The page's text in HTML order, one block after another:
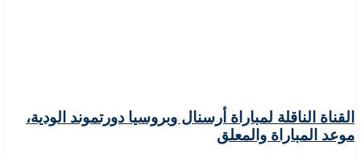
القناة الناقلة لمباراة أرسنال وبروسيا دورتموند الودية،
موعد المباراة والمعلق